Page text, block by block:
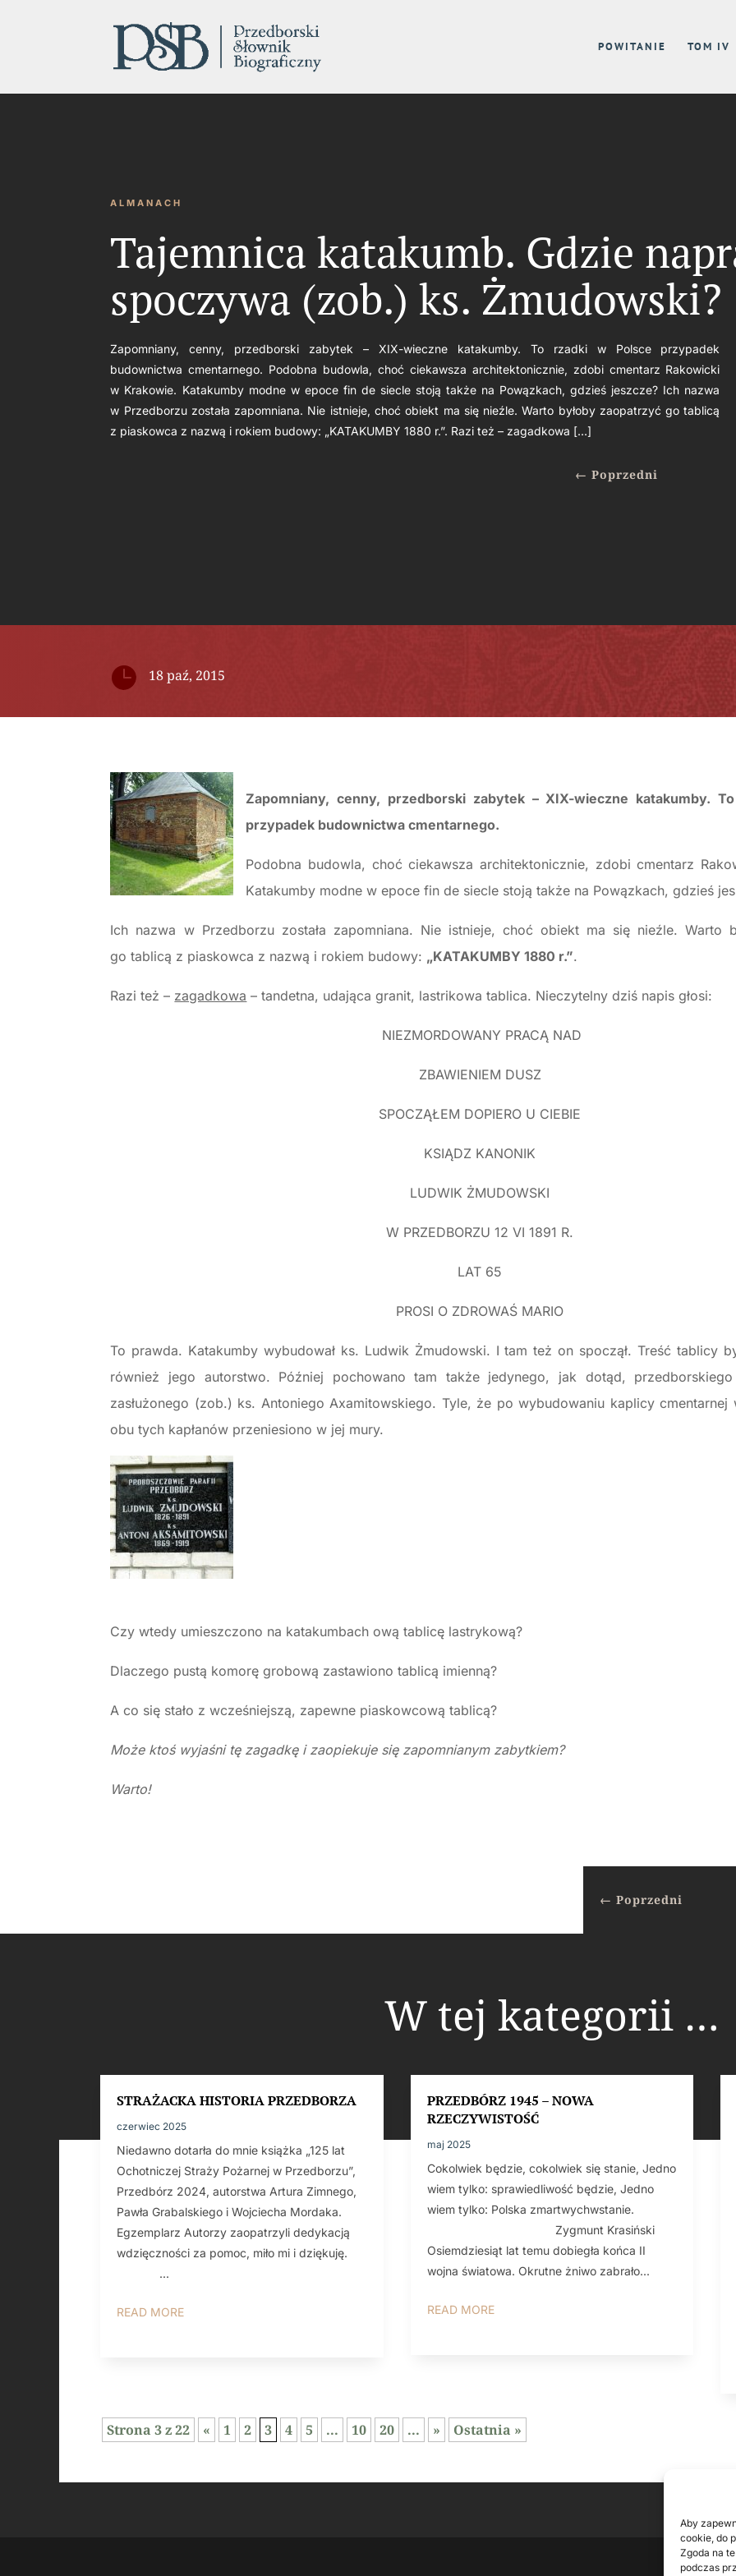
Aby
cookie, do
Zgoda na
podczas
POWITANIE TOM IV
ALMANACH
Tajemnica katakumb. Gdzie
spoczywa (zob.) ks. Żmudowski?
Zapomniany, cenny, przedborski zabytek – XIX-wieczne katakumby. To rzadki w Polsce przypadek
budownictwa cmentarnego. Podobna budowla, choć ciekawsza architektonicznie, zdobi cmentarz Rakowicki
w Krakowie. Katakumby modne w epoce fin de siecle stoją także na Powązkach, gdzieś jeszcze? Ich nazwa
w Przedborzu została zapomniana. Nie istnieje, choć obiekt ma się nieźle. Warto byłoby zaopatrzyć go tablicą
z piaskowca z nazwą i rokiem budowy: „KATAKUMBY 1880 r.”. Razi też – zagadkowa […]
← Poprzedni
 18 paź, 2015
Zapomniany, cenny, przedborski zabytek – XIX-wieczne katakumby.
przypadek budownictwa cmentarnego.
Podobna budowla, choć ciekawsza architektonicznie, zdobi cmentarz
Katakumby modne w epoce fin de siecle stoją także na Powązkach, gdzieś
Ich nazwa w Przedborzu została zapomniana. Nie istnieje, choć obiekt ma się nieźle. Warto
go tablicą z piaskowca z nazwą i rokiem budowy: „KATAKUMBY 1880 r.”.
Razi też – zagadkowa – tandetna, udająca granit, lastrikowa tablica. Nieczytelny dziś napis głosi:
NIEZMORDOWANY PRACĄ NAD
ZBAWIENIEM DUSZ
SPOCZĄŁEM DOPIERO U CIEBIE
KSIĄDZ KANONIK
LUDWIK ŻMUDOWSKI
W PRZEDBORZU 12 VI 1891 R.
LAT 65
PROSI O ZDROWAŚ MARIO
To prawda. Katakumby wybudował ks. Ludwik Żmudowski. I tam też on spoczął. Treść tablicy
również jego autorstwo. Później pochowano tam także jedynego, jak dotąd, przedborskiego
zasłużonego (zob.) ks. Antoniego Axamitowskiego. Tyle, że po wybudowaniu kaplicy
obu tych kapłanów przeniesiono w jej mury.
Czy wtedy umieszczono na katakumbach ową tablicę lastrykową?
Dlaczego pustą komorę grobową zastawiono tablicą imienną?
A co się stało z wcześniejszą, zapewne piaskowcową tablicą?
Może ktoś wyjaśni tę zagadkę i zaopiekuje się zapomnianym zabytkiem?
Warto!
← Poprzedni
W tej kategorii …
STRAŻACKA HISTORIA PRZEDBORZA
czerwiec 2025
Niedawno dotarła do mnie książka „125 lat
Ochotniczej Straży Pożarnej w Przedborzu”,
Przedbórz 2024, autorstwa Artura Zimnego,
Pawła Grabalskiego i Wojciecha Mordaka.
Egzemplarz Autorzy zaopatrzyli dedykacją
wdzięczności za pomoc, miło mi i dziękuję.
...
READ MORE
PRZEDBÓRZ 1945 – NOWA
RZECZYWISTOŚĆ
maj 2025
Cokolwiek będzie, cokolwiek się stanie, Jedno
wiem tylko: sprawiedliwość będzie, Jedno
wiem tylko: Polska zmartwychwstanie.
Zygmunt Krasiński
Osiemdziesiąt lat temu dobiegła końca II
wojna światowa. Okrutne żniwo zabrało...
READ MORE
Strona 3 z 22 « 1 2 3 4 5 ... 10 20 ... » Ostatnia »